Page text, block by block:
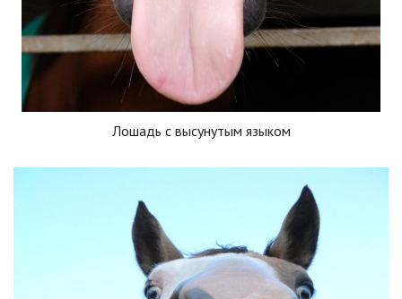
Лошадь с высунутым языком